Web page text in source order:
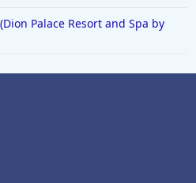
Palace Resort and Spa by